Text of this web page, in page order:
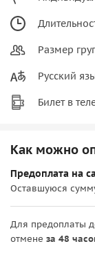
Размер
Русский
Билет в
Как можно
Предоплата на
Оставшуюся
Для предоплаты
отмене за 48